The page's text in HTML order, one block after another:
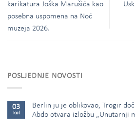
karikatura Joška Marušića kao
posebna uspomena na Noć
muzeja 2026.
POSLJEDNJE NOVOSTI
03
kol
Berlin ju je oblikovao, Trogir
Abdo otvara izložbu „Unutarnji